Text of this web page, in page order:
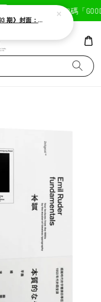
首次註冊輸入折扣碼「
《大誌雜誌 4月號 第 193 期》封面：Solar 頌樂